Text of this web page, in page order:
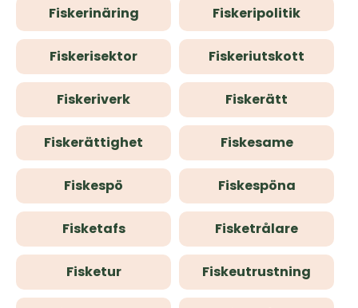
Fiskerinäring Fiskeripolitik
Fiskerisektor Fiskeriutskott
Fiskeriverk Fiskerätt
Fiskerättighet Fiskesame
Fiskespö Fiskespöna
Fisketafs Fisketrålare
Fisketur Fiskeutrustning